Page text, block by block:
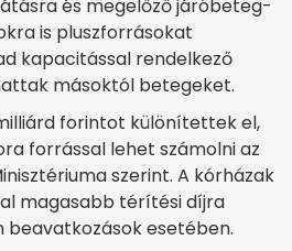
és megelőző járóbeteg-
is pluszforrásokat
kapacitással rendelkező
másoktól betegeket.
forintot különítettek el,
forrással lehet számolni az
szerint. A kórházak
magasabb térítési díjra
beavatkozások esetében.